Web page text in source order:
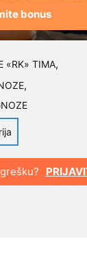
bonus
«RK» TIMA,
,